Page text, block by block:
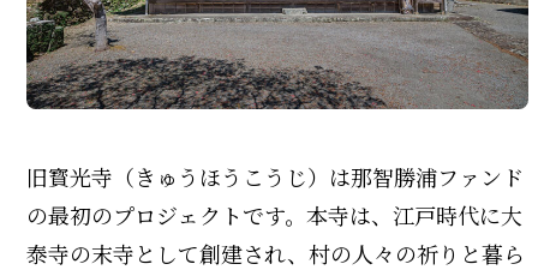
旧寳光寺（きゅうほうこうじ）は那智勝浦ファンド
の最初のプロジェクトです。本寺は、江戸時代に大
泰寺の末寺として創建され、村の人々の祈りと暮ら